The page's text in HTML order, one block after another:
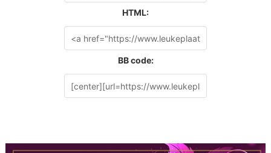
HTML:
BB code: